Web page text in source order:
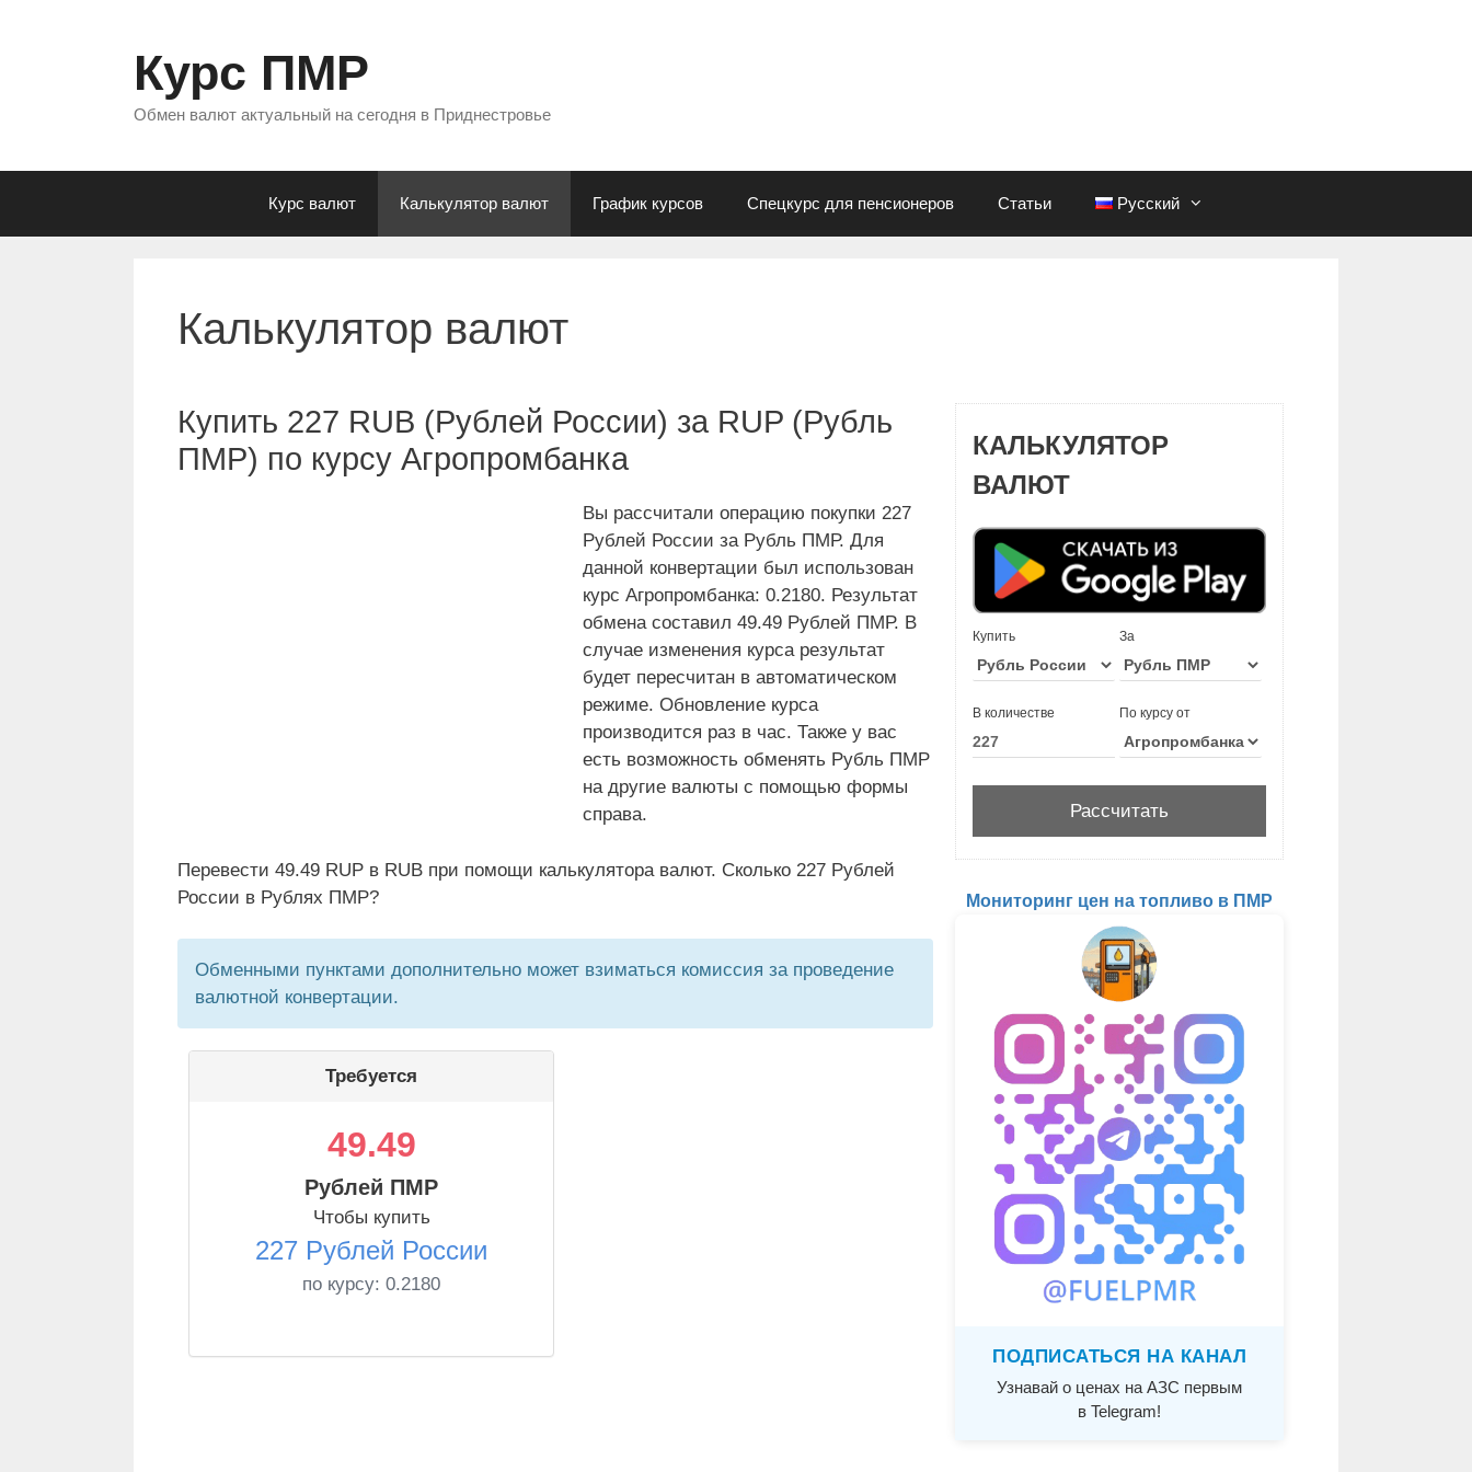
Курс ПМР
Обмен валют актуальный на сегодня в Приднестровье
Курс валют Калькулятор валют График курсов Спецкурс для пенсионеров Статьи Русский
Калькулятор валют
Купить 227 RUB (Рублей России) за RUP (Рубль
ПМР) по курсу Агропромбанка
Вы рассчитали операцию покупки 227
Рублей России за Рубль ПМР. Для
данной конвертации был использован
курс Агропромбанка: 0.2180. Результат
обмена составил 49.49 Рублей ПМР. В
случае изменения курса результат
будет пересчитан в автоматическом
режиме. Обновление курса
производится раз в час. Также у вас
есть возможность обменять Рубль ПМР
на другие валюты с помощью формы
справа.
Перевести 49.49 RUP в RUB при помощи калькулятора валют. Сколько 227 Рублей
России в Рублях ПМР?
Обменными пунктами дополнительно может взиматься комиссия за проведение
валютной конвертации.
Требуется
49.49
Рублей ПМР
Чтобы купить
227 Рублей России
по курсу: 0.2180
КАЛЬКУЛЯТОР
ВАЛЮТ
Купить За
В количестве По курсу от
Мониторинг цен на топливо в ПМР
ПОДПИСАТЬСЯ НА КАНАЛ
Узнавай о ценах на АЗС первым
в Telegram!